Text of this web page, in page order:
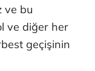
ve bu
ve diğer her
geçişinin